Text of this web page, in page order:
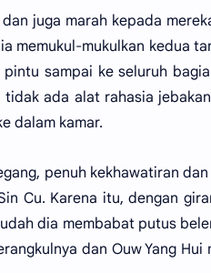
juga marah kepada
memukul-mukulkan kedua
sampai ke seluruh
ada alat rahasia
dalam kamar.
penuh kekhawatiran
Cu. Karena itu, dengan
dia membabat putus
dan Ouw Yang